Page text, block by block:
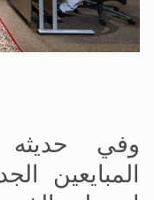
وفي
المبايعين